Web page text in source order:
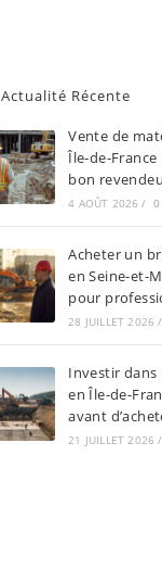
Actualité Récente
Vente de
Île-de-
bon
4 AOÛT 2026 / 0
Acheter un
en Seine-et-
pour
28 JUILLET 2026 /
Investir
en Île-de-
avant
21 JUILLET 2026 /